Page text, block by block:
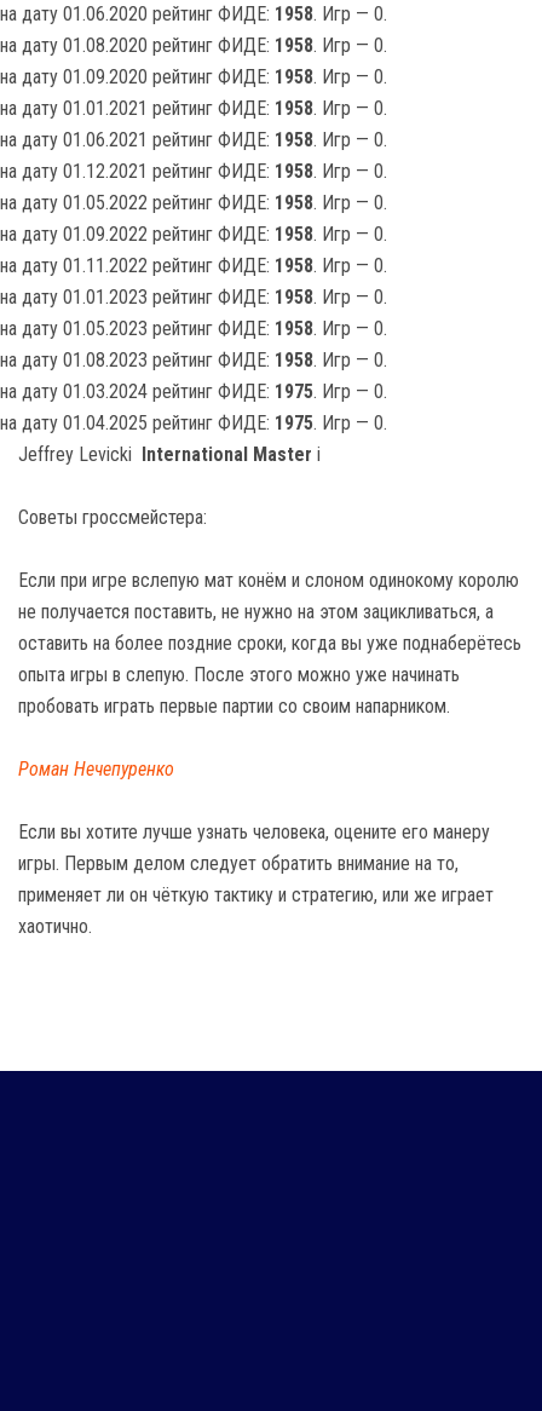
на дату 01.06.2020 рейтинг ФИДЕ: 1958. Игр — 0.
на дату 01.08.2020 рейтинг ФИДЕ: 1958. Игр — 0.
на дату 01.09.2020 рейтинг ФИДЕ: 1958. Игр — 0.
на дату 01.01.2021 рейтинг ФИДЕ: 1958. Игр — 0.
на дату 01.06.2021 рейтинг ФИДЕ: 1958. Игр — 0.
на дату 01.12.2021 рейтинг ФИДЕ: 1958. Игр — 0.
на дату 01.05.2022 рейтинг ФИДЕ: 1958. Игр — 0.
на дату 01.09.2022 рейтинг ФИДЕ: 1958. Игр — 0.
на дату 01.11.2022 рейтинг ФИДЕ: 1958. Игр — 0.
на дату 01.01.2023 рейтинг ФИДЕ: 1958. Игр — 0.
на дату 01.05.2023 рейтинг ФИДЕ: 1958. Игр — 0.
на дату 01.08.2023 рейтинг ФИДЕ: 1958. Игр — 0.
на дату 01.03.2024 рейтинг ФИДЕ: 1975. Игр — 0.
на дату 01.04.2025 рейтинг ФИДЕ: 1975. Игр — 0.
Jeffrey Levicki International Master i
Советы гроссмейстера:
Если при игре вслепую мат конём и слоном одинокому королю
не получается поставить, не нужно на этом зацикливаться, а
оставить на более поздние сроки, когда вы уже поднаберётесь
опыта игры в слепую. После этого можно уже начинать
пробовать играть первые партии со своим напарником.
Роман Нечепуренко
Если вы хотите лучше узнать человека, оцените его манеру
игры. Первым делом следует обратить внимание на то,
применяет ли он чёткую тактику и стратегию, или же играет
хаотично.